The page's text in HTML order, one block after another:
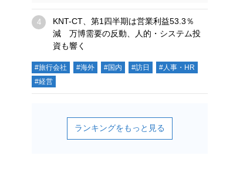
KNT-CT、第1四半期は営業利益53.3％
減 万博需要の反動、人的・システム投
資も響く
#旅行会社 #海外 #国内 #訪日
#人事・HR
#経営